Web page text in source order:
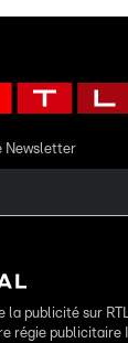
Newsletter
la publicité sur
régie publicitaire